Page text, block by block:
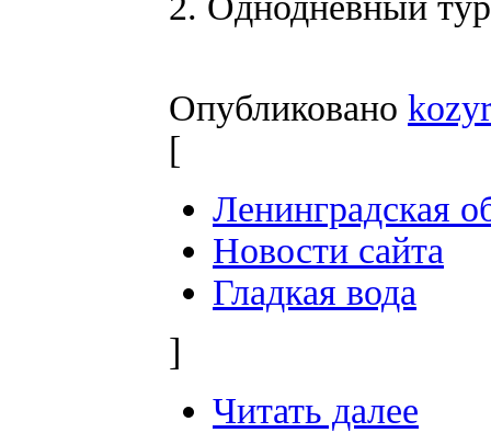
Опубликовано
[
Ленинградская
Новости сайта
Гладкая вода
]
Читать далее